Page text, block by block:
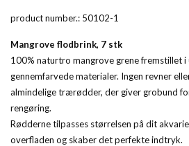
product number.: 50102-1
Mangrove flodbrink, 7 stk
100% naturtro mangrove grene fremstillet
gennemfarvede materialer. Ingen revner
almindelige trærødder, der giver grobund
rengøring.
Rødderne tilpasses størrelsen på dit
overfladen og skaber det perfekte indtryk.